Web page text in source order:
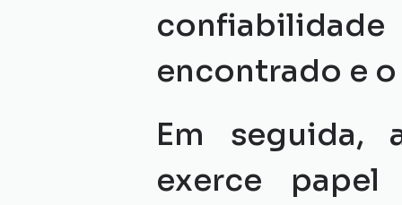
encontrado e
Em seguida,
exerce papel